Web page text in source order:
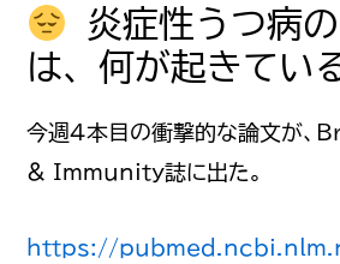
炎症性うつ病
は、何が起きてい
今週4本目の衝撃的な論文が
& Immunity誌に出た。
https://